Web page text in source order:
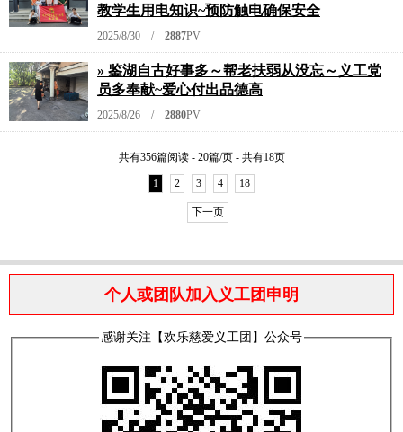
教学生用电知识~预防触电确保安全
2025/8/30 / 2887PV
» 鉴湖自古好事多～帮老扶弱从没忘～义工党
员多奉献~爱心付出品德高
2025/8/26 / 2880PV
共有356篇阅读 - 20篇/页 - 共有18页
1 2 3 4 18
下一页
个人或团队加入义工团申明
感谢关注【欢乐慈爱义工团】公众号